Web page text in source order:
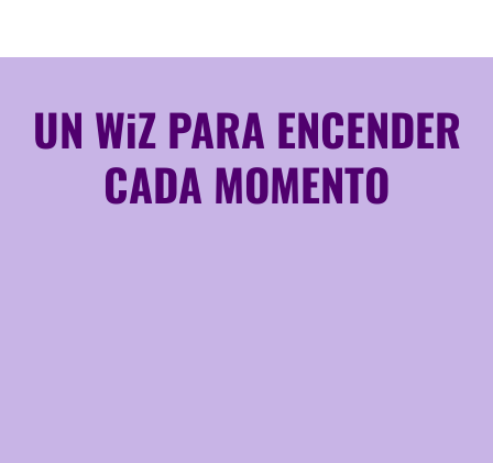
UN WiZ PARA ENCENDER
CADA MOMENTO